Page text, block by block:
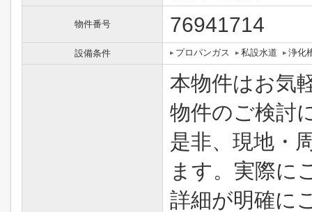
物件番号 76941714
設備条件 プロパンガス 私設水道 浄化
本物件はお気
物件のご検討
是非、現地・
ます。実際に
詳細が明確に